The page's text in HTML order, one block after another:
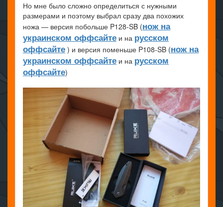
Но мне было сложно определиться с нужными
размерами и поэтому выбрал сразу два похожих
ножа — версия побольше P128-SB (нож на
украинском оффсайте и на русском
оффсайте ) и версия поменьше P108-SB (нож на
украинском оффсайте и на русском
оффсайте)